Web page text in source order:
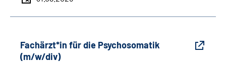
Fachärzt*in für die Psychosomatik
(m/w/div)